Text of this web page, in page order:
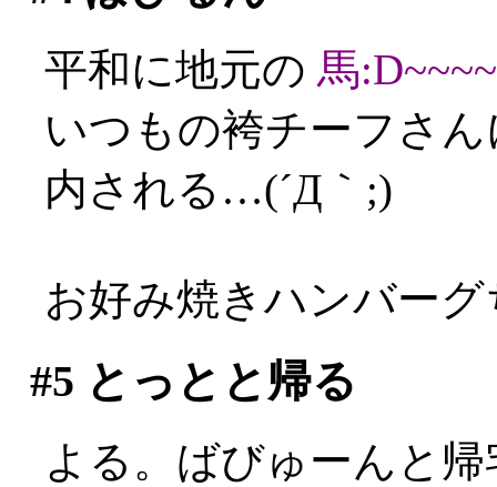
平和に地元の 馬
いつもの袴チーフさ
内される…(´Д｀;)
お好み焼きハンバー
#5 とっとと帰る
よる。ばびゅーんと帰